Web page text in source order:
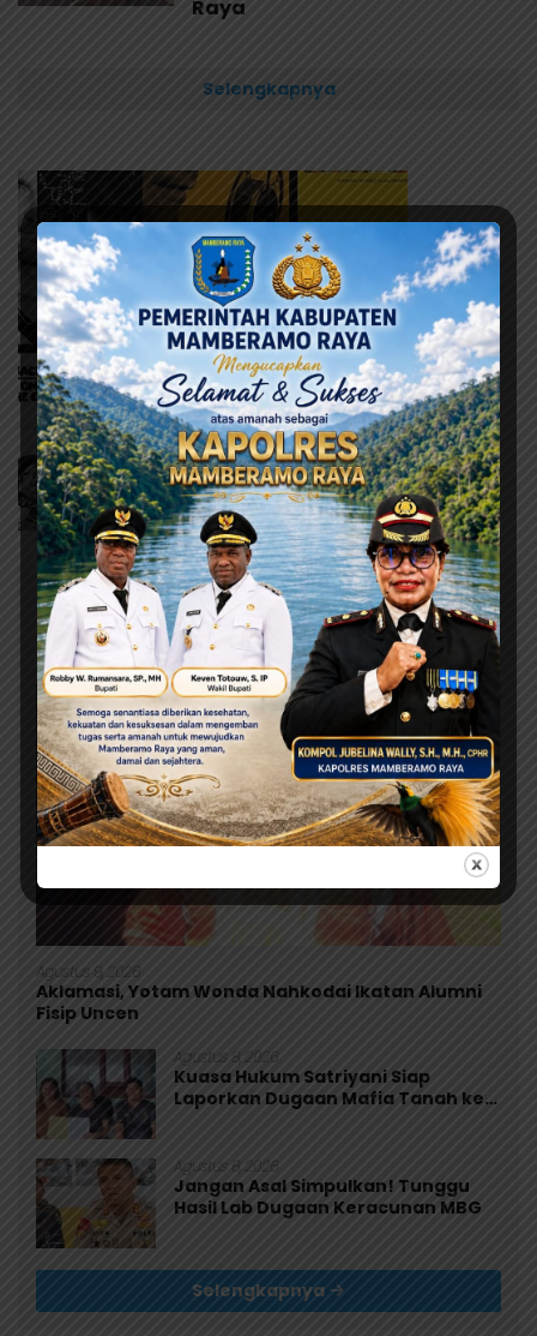
Raya
Selengkapnya
Berita Terbaru
Ini adalah contoh judul deskripsi yang bisa anda isi
dan sesuaikan pada widget
Agustus 9, 2026
Aklamasi, Yotam Wonda Nahkodai Ikatan Alumni
Fisip Uncen
Agustus 8, 2026
Kuasa Hukum Satriyani Siap
Laporkan Dugaan Mafia Tanah ke
Agustus 8, 2026
Jangan Asal Simpulkan! Tunggu
Hasil Lab Dugaan Keracunan MBG
Selengkapnya